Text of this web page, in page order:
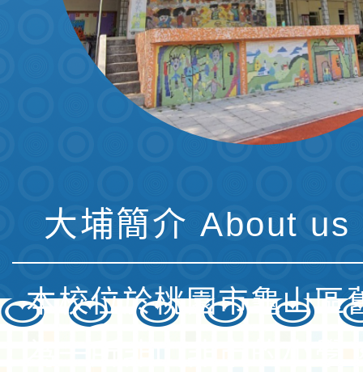
大埔簡介 About us
本校位於桃園市龜山區